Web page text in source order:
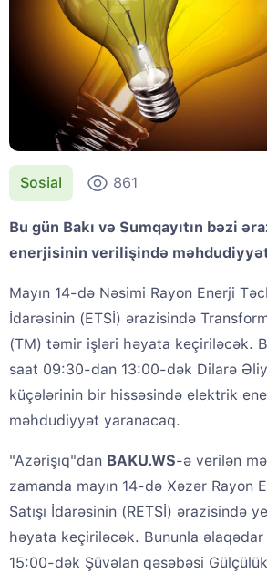
Sosial 861
Bu gün Bakı və Sumqayıtın bəzi
enerjisinin verilişində
Mayın 14-də Nəsimi Rayon Enerji
İdarəsinin (ETSİ) ərazisində
(TM) təmir işləri həyata keçiriləcək.
saat 09:30-dan 13:00-dək Dilarə
küçələrinin bir hissəsində elektrik
məhdudiyyət yaranacaq.
"Azərişıq"dan BAKU.WS-ə verilən
zamanda mayın 14-də Xəzər Rayon
Satışı İdarəsinin (RETSİ) ərazisində
həyata keçiriləcək. Bununla
15:00-dək Şüvəlan qəsəbəsi